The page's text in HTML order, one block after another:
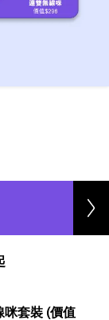
咪套裝 (價值